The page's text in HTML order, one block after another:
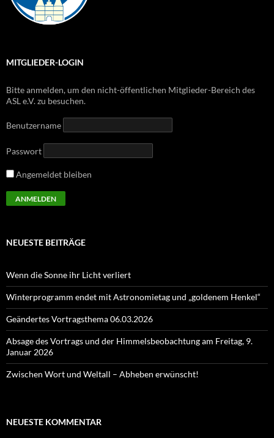
MITGLIEDER-LOGIN
Bitte anmelden, um den nicht-öffentlichen Mitglieder-Bereich des
ASL e.V. zu besuchen.
Benutzername
Passwort
Angemeldet bleiben
NEUESTE BEITRÄGE
Wenn die Sonne ihr Licht verliert
Winterprogramm endet mit Astronomietag und „goldenem Henkel“
Geändertes Vortragsthema 06.03.2026
Absage des Vortrags und der Himmelsbeobachtung am Freitag, 9.
Januar 2026
Zwischen Wort und Weltall – Abheben erwünscht!
NEUESTE KOMMENTAR